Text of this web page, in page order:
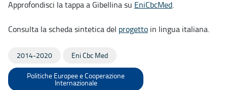
Approfondisci la tappa a Gibellina su EniCbcMed.
Consulta la scheda sintetica del progetto in lingua italiana.
2014-2020 Eni Cbc Med
Politiche Europee e Cooperazione
Internazionale